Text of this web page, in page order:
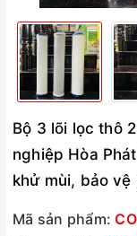
Bộ 3 lõi lọc thô
nghiệp Hòa
khử mùi, bảo vệ
Mã sản phẩm: